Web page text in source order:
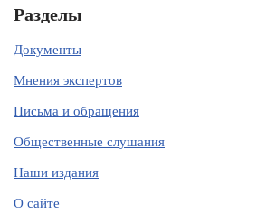
Разделы
Документы
Мнения экспертов
Письма и обращения
Общественные слушания
Наши издания
О сайте